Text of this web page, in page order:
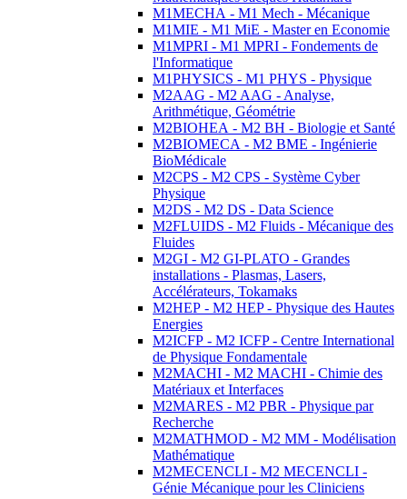
M1MECHA - M1 Mech - Mécanique
M1MIE - M1 MiE - Master en Economie
M1MPRI - M1 MPRI - Fondements de
l'Informatique
M1PHYSICS - M1 PHYS - Physique
M2AAG - M2 AAG - Analyse,
Arithmétique, Géométrie
M2BIOHEA - M2 BH - Biologie et Santé
M2BIOMECA - M2 BME - Ingénierie
BioMédicale
M2CPS - M2 CPS - Système Cyber
Physique
M2DS - M2 DS - Data Science
M2FLUIDS - M2 Fluids - Mécanique des
Fluides
M2GI - M2 GI-PLATO - Grandes
installations - Plasmas, Lasers,
Accélérateurs, Tokamaks
M2HEP - M2 HEP - Physique des Hautes
Energies
M2ICFP - M2 ICFP - Centre International
de Physique Fondamentale
M2MACHI - M2 MACHI - Chimie des
Matériaux et Interfaces
M2MARES - M2 PBR - Physique par
Recherche
M2MATHMOD - M2 MM - Modélisation
Mathématique
M2MECENCLI - M2 MECENCLI -
Génie Mécanique pour les Cliniciens